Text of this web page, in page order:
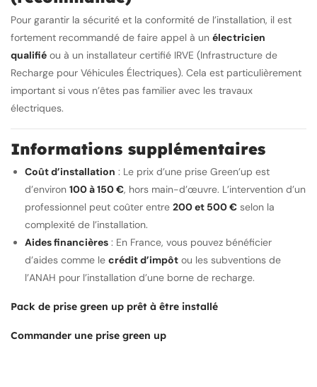
Pour garantir la sécurité et la conformité de l’installation, il est
fortement recommandé de faire appel à un électricien
qualifié ou à un installateur certifié IRVE (Infrastructure de
Recharge pour Véhicules Électriques). Cela est particulièrement
important si vous n’êtes pas familier avec les travaux
électriques.
Informations supplémentaires
Coût d’installation : Le prix d’une prise Green’up est
d’environ 100 à 150 €, hors main-d’œuvre. L’intervention d’un
professionnel peut coûter entre 200 et 500 € selon la
complexité de l’installation.
Aides financières : En France, vous pouvez bénéficier
d’aides comme le crédit d’impôt ou les subventions de
l’ANAH pour l’installation d’une borne de recharge.
Pack de prise green up prêt à être installé
Commander une prise green up